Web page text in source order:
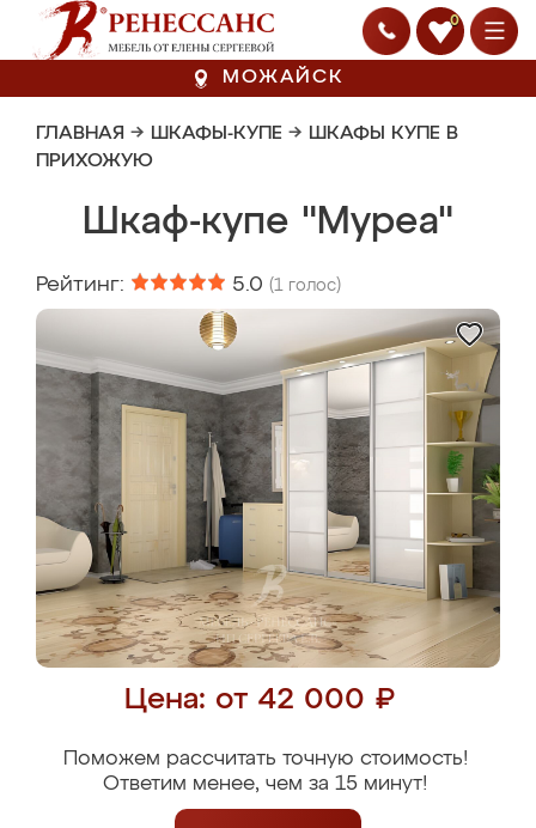
0
МОЖАЙСК
ГЛАВНАЯ → ШКАФЫ-КУПЕ → ШКАФЫ КУПЕ В
ПРИХОЖУЮ
Шкаф-купе "Муреа"
Рейтинг: 5.0 (1 голос)
Цена: от 42 000 ₽
Поможем рассчитать точную стоимость!
Ответим менее, чем за 15 минут!